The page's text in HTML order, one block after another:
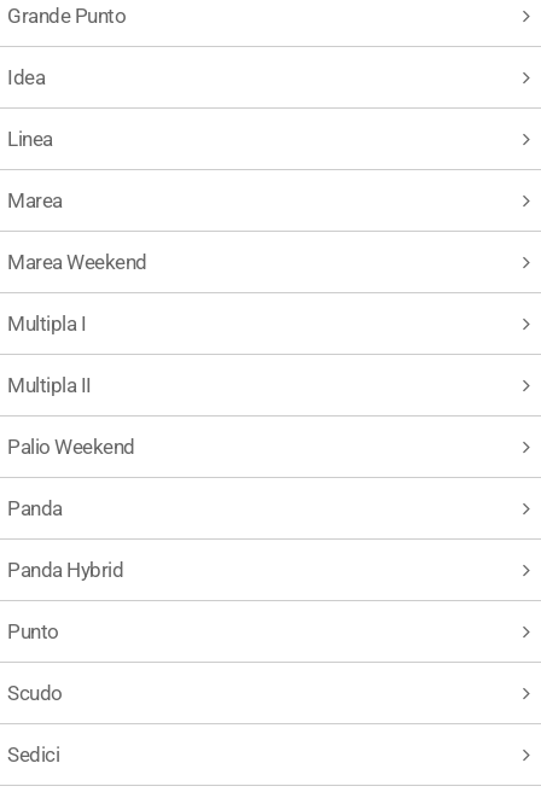
Grande Punto
Idea
Linea
Marea
Marea Weekend
Multipla I
Multipla II
Palio Weekend
Panda
Panda Hybrid
Punto
Scudo
Sedici